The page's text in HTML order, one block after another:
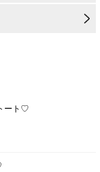
ート♡